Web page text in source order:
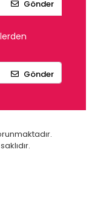
Gönder
Gönder